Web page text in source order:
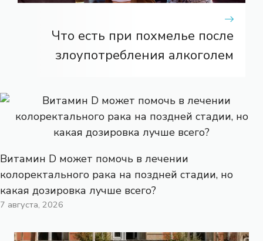
Что есть при похмелье после
злоупотребления алкоголем
Витамин D может помочь в лечении
колоректального рака на поздней стадии, но
какая дозировка лучше всего?
7 августа, 2026